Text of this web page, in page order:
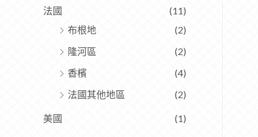
法國
(11)
布根地
(2)
隆河區
(2)
香檳
(4)
法國其他地區
(2)
美國 (1)